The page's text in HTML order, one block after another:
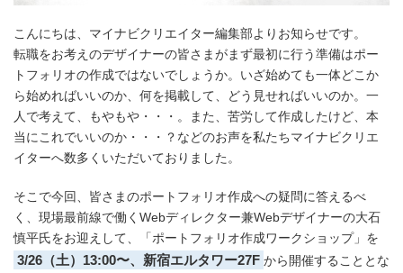
こんにちは、マイナビクリエイター編集部よりお知らせです。
転職をお考えのデザイナーの皆さまがまず最初に行う準備はポー
トフォリオの作成ではないでしょうか。いざ始めても一体どこか
ら始めればいいのか、何を掲載して、どう見せればいいのか。一
人で考えて、もやもや・・・。また、苦労して作成したけど、本
当にこれでいいのか・・・？などのお声を私たちマイナビクリエ
イターへ数多くいただいておりました。
そこで今回、皆さまのポートフォリオ作成への疑問に答えるべ
く、現場最前線で働くWebディレクター兼Webデザイナーの大石
慎平氏をお迎えして、「ポートフォリオ作成ワークショップ」を
3/26（土）13:00〜、新宿エルタワー27F から開催することとな